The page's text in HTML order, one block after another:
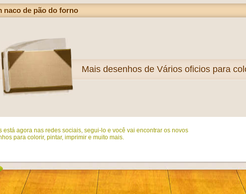
naco de pão do forno
Mais desenhos de Vários oficios para
está agora nas redes sociais, segui-lo e você vai encontrar os novos
para colorir, pintar, imprimir e muito mais.